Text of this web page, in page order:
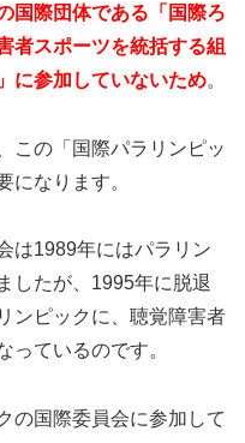
国際団体である「国際ろ
者スポーツを統括する組
に参加していないため。
この「国際パラリンピッ
になります。
は1989年にはパラリン
したが、1995年に脱退
ンピックに、聴覚障害者
っているのです。
の国際委員会に参加して